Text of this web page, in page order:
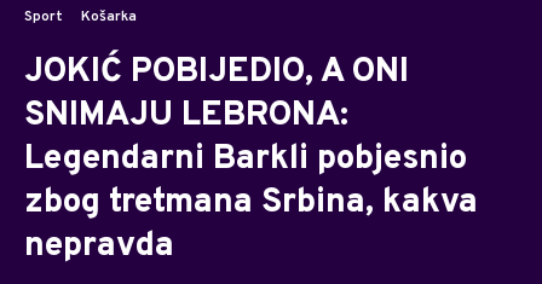
Sport Košarka
JOKIĆ POBIJEDIO, A ONI
SNIMAJU LEBRONA:
Legendarni Barkli pobjesnio
zbog tretmana Srbina, kakva
nepravda